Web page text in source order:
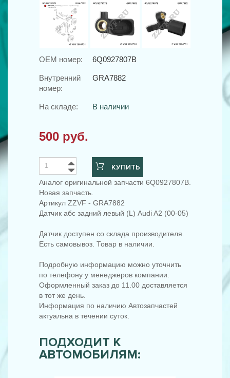
OEM номер: 6Q0927807B
Внутренний
номер:
GRA7882
На складе: В наличии
500 руб.
КУПИТЬ
Аналог оригинальной запчасти 6Q0927807B.
Новая запчасть.
Артикул ZZVF - GRA7882
Датчик абс задний левый (L) Audi A2 (00-05)
Датчик доступен со склада производителя.
Есть самовывоз. Товар в наличии.
Подробную информацию можно уточнить
по телефону у менеджеров компании.
Оформленный заказ до 11.00 доставляется
в тот же день.
Информация по наличию Автозапчастей
актуальна в течении суток.
ПОДХОДИТ К
АВТОМОБИЛЯМ: